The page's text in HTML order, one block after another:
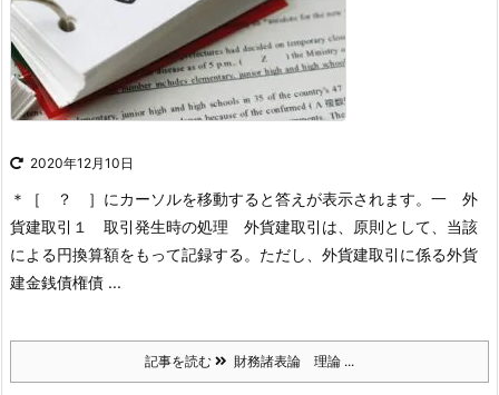
2020年12月10日
＊［ ？ ］にカーソルを移動すると答えが表示されます。 一 外
貨建取引 １ 取引発生時の処理 外貨建取引は、原則として、当該
による円換算額をもって記録する。ただし、外貨建取引に係る外貨
建金銭債権債 ...
記事を読む 財務諸表論 理論 ...